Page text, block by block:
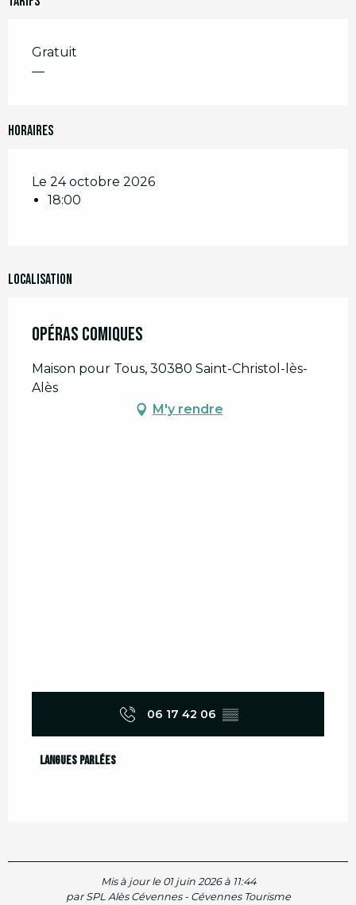
Gratuit
—
Horaires
Le 24 octobre 2026
18:00
Localisation
Opéras comiques
Maison pour Tous, 30380 Saint-Christol-lès-
Alès
M'y rendre
06 17 42 06 ▒▒
Langues parlées
Langues parlées
Mis à jour le 01 juin 2026 à 11:44
par SPL Alès Cévennes - Cévennes Tourisme